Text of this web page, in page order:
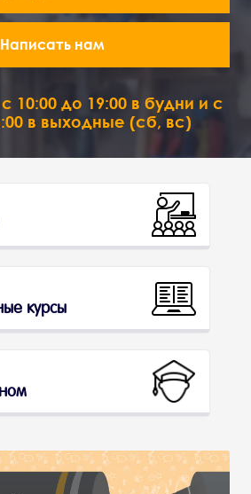
Написать нам
до 19:00 в будни и с
в выходные (сб, вс)
курсы